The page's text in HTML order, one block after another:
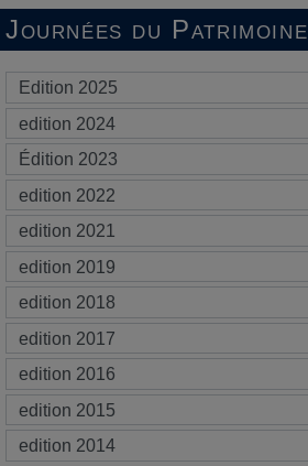
Journées du Patrimoine